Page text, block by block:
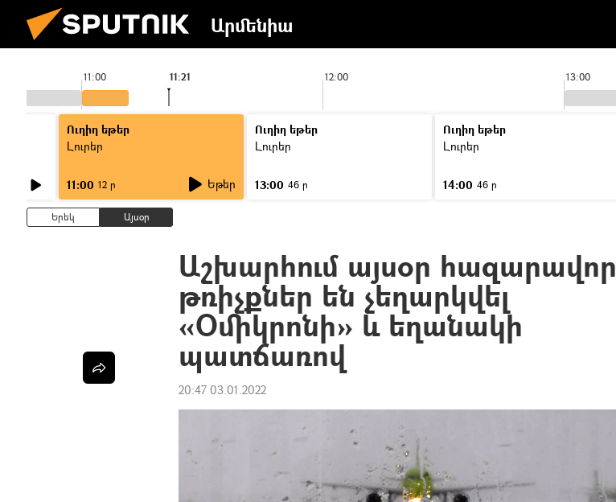
Արմենիա
11:00 12:00 13:00
11:21
Ուղիղ եթեր
Լուրեր
11:00 12 ր Եթեր
Ուղիղ եթեր
Լուրեր
13:00 46 ր
Ուղիղ եթեր
Լուրեր
14:00 46 ր
Երեկ Այսօր
Աշխարհում այսօր հազարավոր
թռիչքներ են չեղարկվել
«Օմիկրոնի» և եղանակի
պատճառով
20:47 03.01.2022